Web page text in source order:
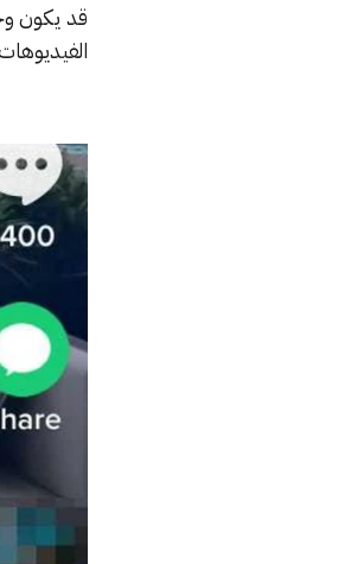
قد يكون